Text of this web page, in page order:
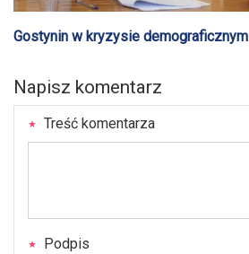
Gostynin w kryzysie demograficznym
Napisz komentarz
Treść komentarza
Podpis